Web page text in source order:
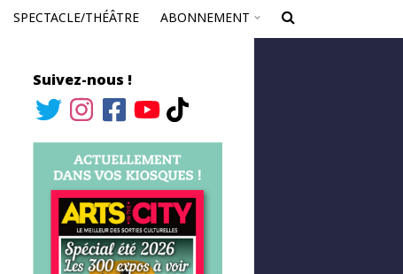
SPECTACLE/THÉÂTRE ABONNEMENT
Suivez-nous !